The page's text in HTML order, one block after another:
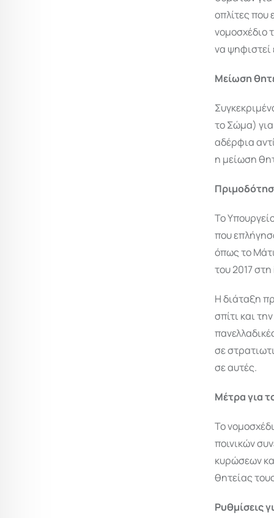
οπλίτες που
νομοσχέδιο
να
Μείωση
το Σώμα) για
αδέρφια
η μείωση
Το
που
όπως το
του 2017
Η διάταξη
σπίτι και
σε
σε αυτές.
Μέτρα για
Το
ποινικών
κυρώσεων
θητείας
Ρυθμίσεις